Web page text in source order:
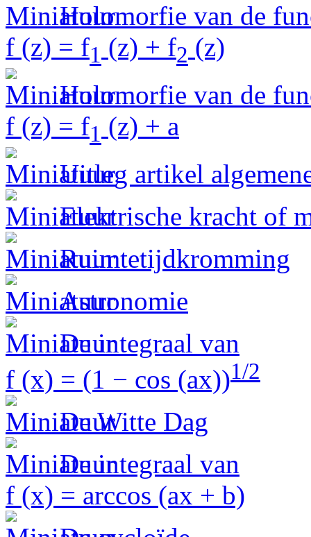
Holomorfie van de
f (z) = f1 (z) + f2 (z)
Holomorfie van de
f (z) = f1 (z) + a
Uitleg artikel
Elektrische kracht of
Ruimtetijdkromming
Astronomie
De integraal van
f (x) = (1 − cos (ax))1/2
De Witte Dag
De integraal van
f (x) = arccos (ax + b)